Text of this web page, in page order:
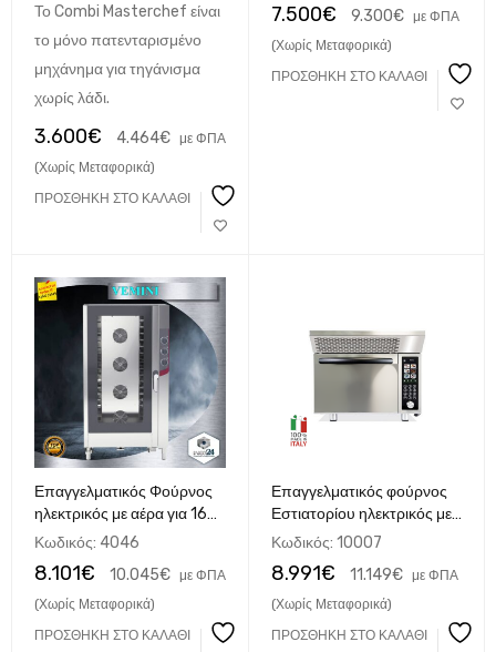
IΤΑΛΙΚΟΣ
Το Combi Masterchef είναι
το μόνο πατενταρισμένο
μηχάνημα για τηγάνισμα
χωρίς λάδι.
3.600€ 4.464€ με ΦΠΑ
(Χωρίς Μεταφορικά)
ΠΡΟΣΘΉΚΗ ΣΤΟ ΚΑΛΆΘΙ
7.500€ 9.300€
με ΦΠΑ
(Χωρίς Μεταφορικά)
ΠΡΟΣΘΉΚΗ ΣΤΟ ΚΑΛΆΘΙ
Επαγγελματικός Φούρνος
ηλεκτρικός με αέρα για 16
Ταψιά 60x40cm με 2
Κωδικός: 4046
8.101€ 10.045€ με ΦΠΑ
(Χωρίς Μεταφορικά)
ΠΡΟΣΘΉΚΗ ΣΤΟ ΚΑΛΆΘΙ
Επαγγελματικός φούρνος
Εστιατορίου ηλεκτρικός με
αέρα, υψηλής ταχύτητας
Κωδικός: 10007
8.991€ 11.149€
με ΦΠΑ
(Χωρίς Μεταφορικά)
ΠΡΟΣΘΉΚΗ ΣΤΟ ΚΑΛΆΘΙ